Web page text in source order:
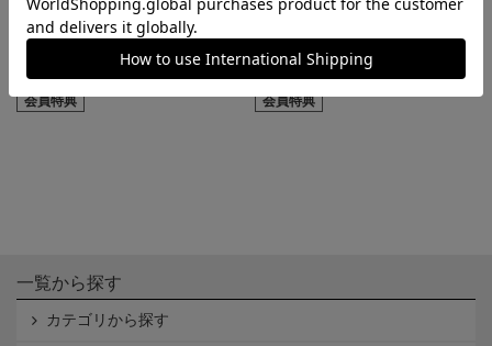
【選手名・背番号入り】2026/27
キッズユニフォーム（フィール
ド1st）
18,700円
会員特典
ィールド1st）
14,300円
会員特典
一覧から探す
カテゴリから探す